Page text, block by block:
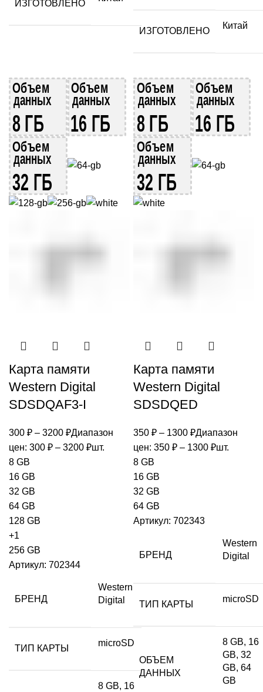
ИЗГОТОВЛЕНО
ИЗГОТОВЛЕНО
Китай
Карта памяти
Western Digital
SDSDQAF3-I
300 ₽ – 3200 ₽Диапазон
цен: 300 ₽ – 3200 ₽шт.
8 GB
16 GB
32 GB
64 GB
128 GB
+1
256 GB
Артикул: 702344
БРЕНД
Western
Digital
ТИП КАРТЫ
microSD
8 GB, 16
Карта памяти
Western Digital
SDSDQED
350 ₽ – 1300 ₽Диапазон
цен: 350 ₽ – 1300 ₽шт.
8 GB
16 GB
32 GB
64 GB
Артикул: 702343
БРЕНД
Western
Digital
ТИП КАРТЫ
microSD
ОБЪЕМ
ДАННЫХ
8 GB, 16
GB, 32
GB, 64
GB